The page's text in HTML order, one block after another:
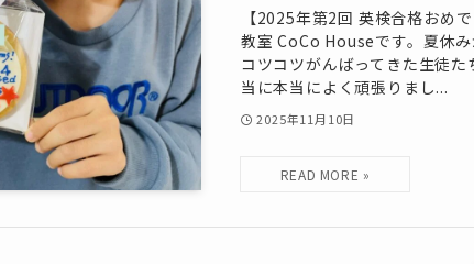
【2025年第2回 英検合格おめ
教室 CoCo Houseです。夏休
コツコツがんばってきた生徒
当に本当によく頑張りまし...
2025年11月10日